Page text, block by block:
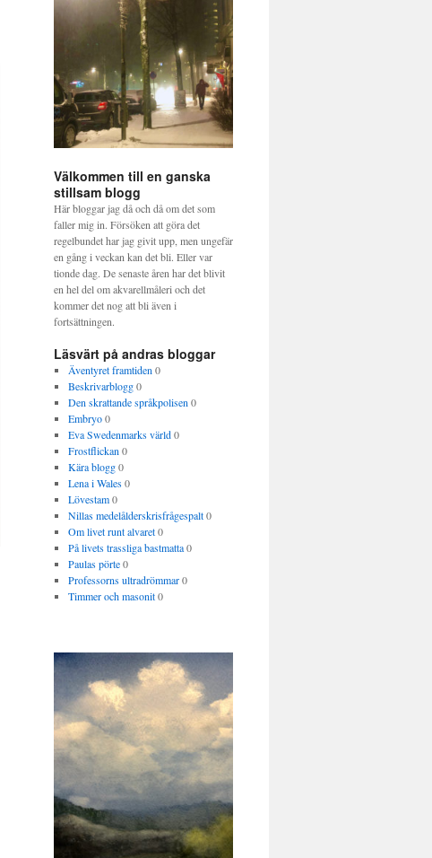
Välkommen till en ganska
stillsam blogg
Här bloggar jag då och då om det som
faller mig in. Försöken att göra det
regelbundet har jag givit upp, men ungefär
en gång i veckan kan det bli. Eller var
tionde dag. De senaste åren har det blivit
en hel del om akvarellmåleri och det
kommer det nog att bli även i
fortsättningen.
Läsvärt på andras bloggar
Äventyret framtiden 0
Beskrivarblogg0
Den skrattande språkpolisen 0
Embryo0
Eva Swedenmarks värld0
Frostflickan 0
Kära blogg0
Lena i Wales0
Lövestam0
Nillas medelålderskrisfrågespalt0
Om livet runt alvaret0
På livets trassliga bastmatta0
Paulas pörte0
Professorns ultradrömmar0
Timmer och masonit0